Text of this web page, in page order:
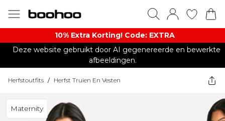
10% Extra Korting! Code: EXTRA​
Deze website gebruikt door AI gegenereerde en bewerkte
afbeeldingen.
Herfstoutfits / Herfst Truien En Vesten
Maternity